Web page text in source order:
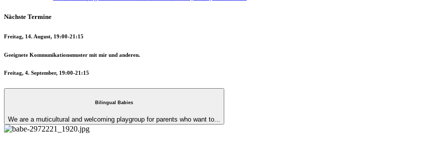
Nächste Termine
Freitag, 14. August, 19:00-21:15
Geeignete Kommunikationsmuster mit mir und anderen.
Freitag, 4. September, 19:00-21:15
Bilingual Babies
We are a muticultural and welcoming playgroup for parents who want to...